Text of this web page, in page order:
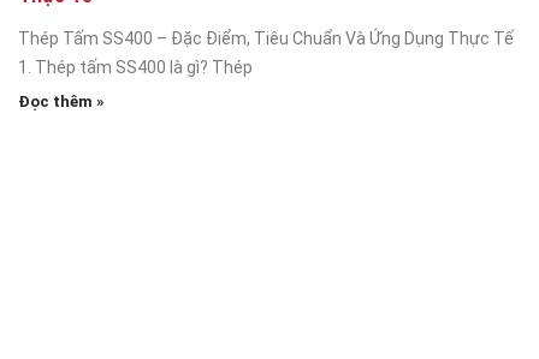
Thép Tấm SS400 – Đặc Điểm, Tiêu Chuẩn Và Ứng Dụng Thực Tế
1. Thép tấm SS400 là gì? Thép
Đọc thêm »